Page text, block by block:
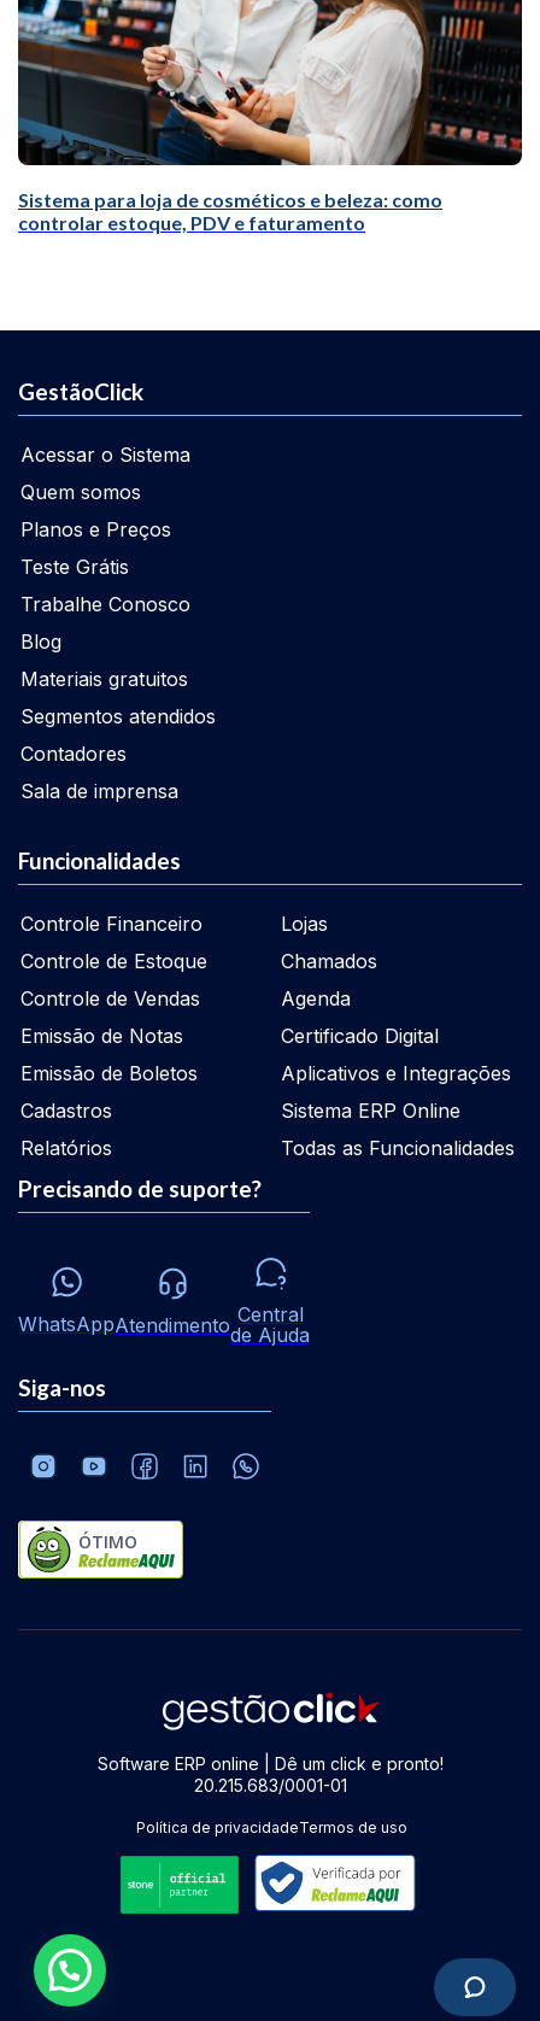
Sistema para loja de cosméticos e beleza: como
controlar estoque, PDV e faturamento
GestãoClick
Acessar o Sistema
Quem somos
Planos e Preços
Teste Grátis
Trabalhe Conosco
Blog
Materiais gratuitos
Segmentos atendidos
Contadores
Sala de imprensa
Funcionalidades
Controle Financeiro
Controle de Estoque
Controle de Vendas
Emissão de Notas
Emissão de Boletos
Cadastros
Relatórios
Lojas
Chamados
Agenda
Certificado Digital
Aplicativos e Integrações
Sistema ERP Online
Todas as Funcionalidades
Precisando de suporte?
WhatsAppAtendimento Central
de Ajuda
Siga-nos
ÓTIMO
Software ERP online | Dê um click e pronto!
20.215.683/0001-01
Política de privacidadeTermos de uso